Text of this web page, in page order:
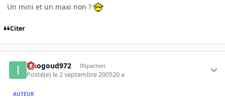
Un mini et un maxi non ?
Citer
iznogoud972 INpactien
Posté(e) le 2 septembre 200520 a
AUTEUR